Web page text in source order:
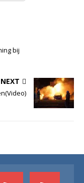
bij
NEXT